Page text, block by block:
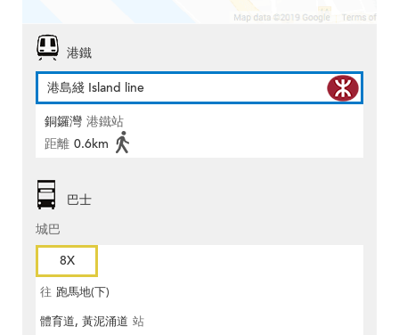
港鐵
港島綫 Island line
銅鑼灣 港鐵站
距離 0.6km
巴士
城巴
8X
往 跑馬地(下)
體育道, 黃泥涌道 站